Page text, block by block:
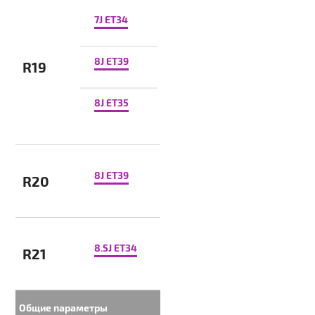
R19
7J ET34
8J ET39
8J ET35
R20 8J ET39
R21 8.5J ET34
Общие параметры